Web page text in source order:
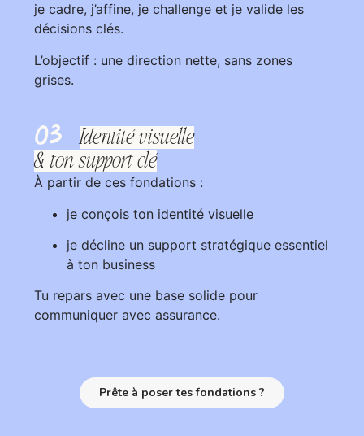
je cadre, j’affine, je challenge et je valide les
décisions clés.
L’objectif : une direction nette, sans zones
grises.
03
Identité visuelle
& ton support clé
À partir de ces fondations :
je conçois ton identité visuelle
je décline un support stratégique essentiel
à ton business
Tu repars avec une base solide pour
communiquer avec assurance.
Prête à poser tes fondations ?